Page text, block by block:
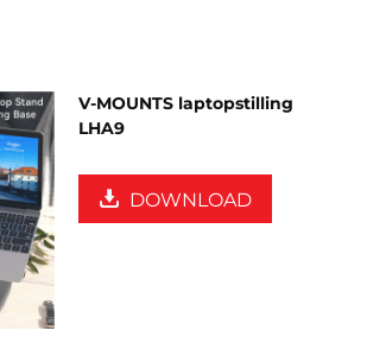
V-MOUNTS laptopstilling
LHA9
DOWNLOAD